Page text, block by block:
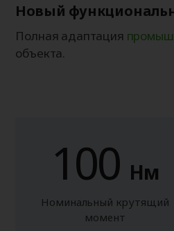
Новый
Полная адаптация
объекта.
100 Нм
Номинальный крутящий
момент